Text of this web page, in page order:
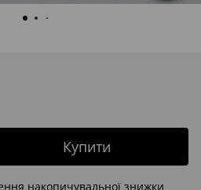
Купити
накопичувальної знижки